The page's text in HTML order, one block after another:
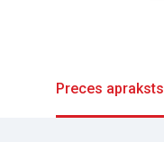
Preces apraksts